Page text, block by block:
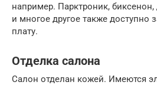
например. Парктроник,
и многое другое также доступно
плату.
Отделка салона
Салон отделан кожей. Имеются